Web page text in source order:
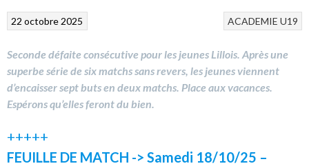
ACADEMIE U19
22 octobre 2025
Seconde défaite consécutive pour les jeunes Lillois. Après une
superbe série de six matchs sans revers, les jeunes viennent
d’encaisser sept buts en deux matchs. Place aux vacances.
Espérons qu’elles feront du bien.
+++++
FEUILLE DE MATCH -> Samedi 18/10/25 –